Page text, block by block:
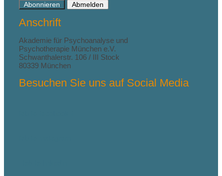
Abonnieren Abmelden
Anschrift
Akademie für Psychoanalyse und
Psychotherapie München e.V.
Schwanthalerstr. 106 / III Stock
80339 München
Besuchen Sie uns auf Social Media